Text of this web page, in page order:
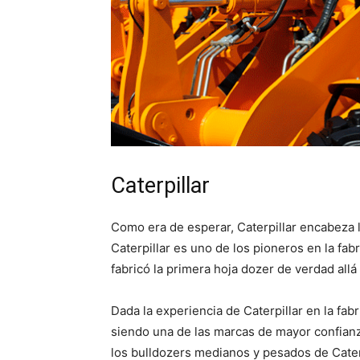
Caterpillar
Como era de esperar, Caterpillar
Caterpillar es uno de los pioneros en la
fabricó la primera hoja dozer de verdad allá
Dada la experiencia de Caterpillar en la
siendo una de las marcas de mayor
los bulldozers medianos y pesados de